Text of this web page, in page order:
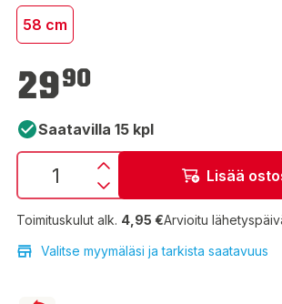
58 cm
2990
Saatavilla 15 kpl
Lisää
Toimituskulut alk. 4,95 €Arvioitu
Valitse myymäläsi ja tarkista saatavuus